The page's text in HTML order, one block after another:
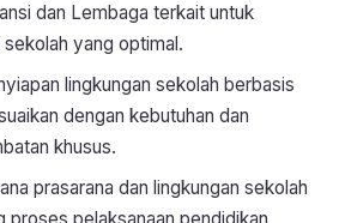
dan Lembaga terkait untuk
yang optimal.
lingkungan sekolah berbasis
dengan kebutuhan dan
khusus.
prasarana dan lingkungan sekolah